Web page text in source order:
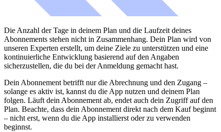
Die Anzahl der Tage in deinem Plan und die Laufzeit deines
Abonnements stehen nicht in Zusammenhang. Dein Plan wird von
unseren Experten erstellt, um deine Ziele zu unterstützen und eine
kontinuierliche Entwicklung basierend auf den Angaben
sicherzustellen, die du bei der Anmeldung gemacht hast.
Dein Abonnement betrifft nur die Abrechnung und den Zugang –
solange es aktiv ist, kannst du die App nutzen und deinem Plan
folgen. Läuft dein Abonnement ab, endet auch dein Zugriff auf den
Plan. Beachte, dass dein Abonnement direkt nach dem Kauf beginnt
– nicht erst, wenn du die App installierst oder zu verwenden
beginnst.